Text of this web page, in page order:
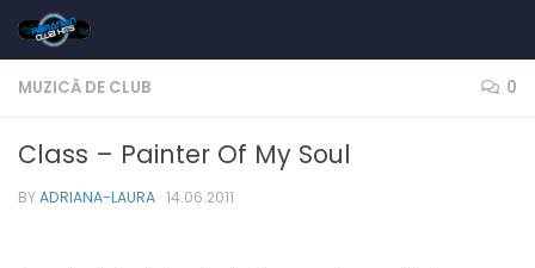
Skip to content
MUZICĂ DE CLUB 0
Class – Painter Of My Soul
BYADRIANA-LAURA · 14.06.2011